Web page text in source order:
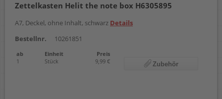
Zettelkasten Helit the note box H6305895
A7, Deckel, ohne Inhalt, schwarz Details
Bestellnr.
10261851
ab Einheit
Preis
1
Stück 9,99 € Zubehör